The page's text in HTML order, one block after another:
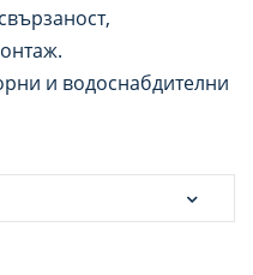
и водоснабдителни